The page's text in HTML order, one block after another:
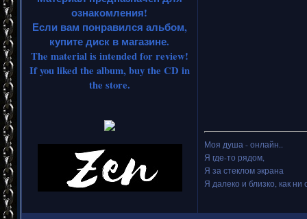
ознакомления!
Если вам понравился альбом,
купите диск в магазине.
The material is intended for review!
If you liked the album, buy the CD in
the store.
Моя душа - онлайн..
Я где-то рядом,
Я за стеклом экрана
Я далеко и близко, как ни